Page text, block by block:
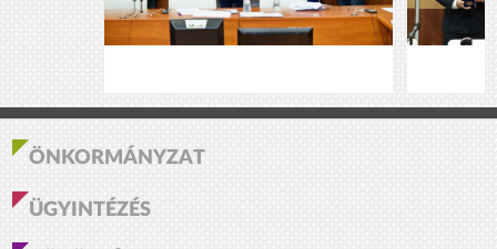
ÖNKORMÁNYZAT
ÜGYINTÉZÉS